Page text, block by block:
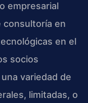
empresarial
consultoría en
en el
socios
variedad de
limitadas, o